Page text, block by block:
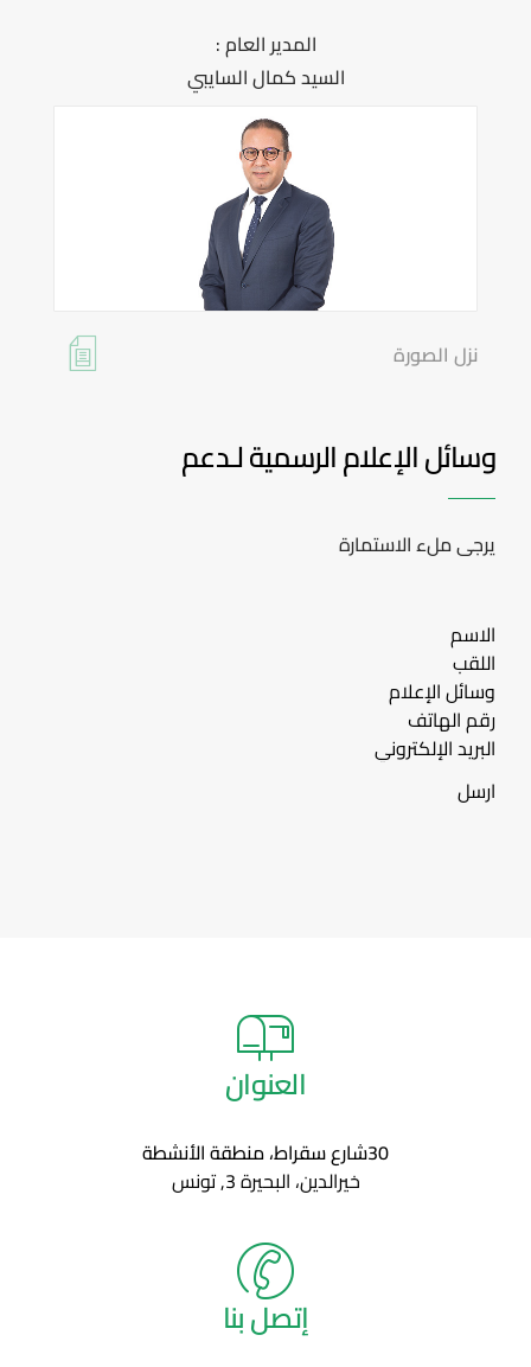
وسائل الإعلام الرسمية لـدعم
يرجى ملء الاستمارة
ارسل
المدير العام :
السيد كمال السايبي
نزل الصورة
العنوان
30شارع سقراط، منطقة الأنشطة
خيرالدين، البحيرة 3, تونس
إتصل بنا